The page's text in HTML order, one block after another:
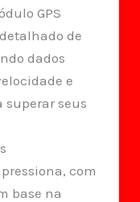
GPS
de
dados
e
seus
com
base na